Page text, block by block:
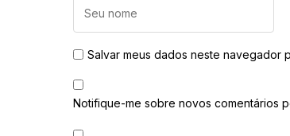
Salvar meus dados neste navegador
Notifique-me sobre novos comentários